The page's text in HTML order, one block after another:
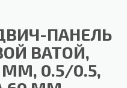
ПАНЕЛЬ
ВАТОЙ,
0.5/0.5,